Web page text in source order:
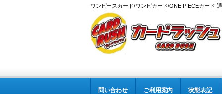
ワンピースカード/ワンピカード/ONE PIECEカード
問い合わせ ご利用案内 状態表記